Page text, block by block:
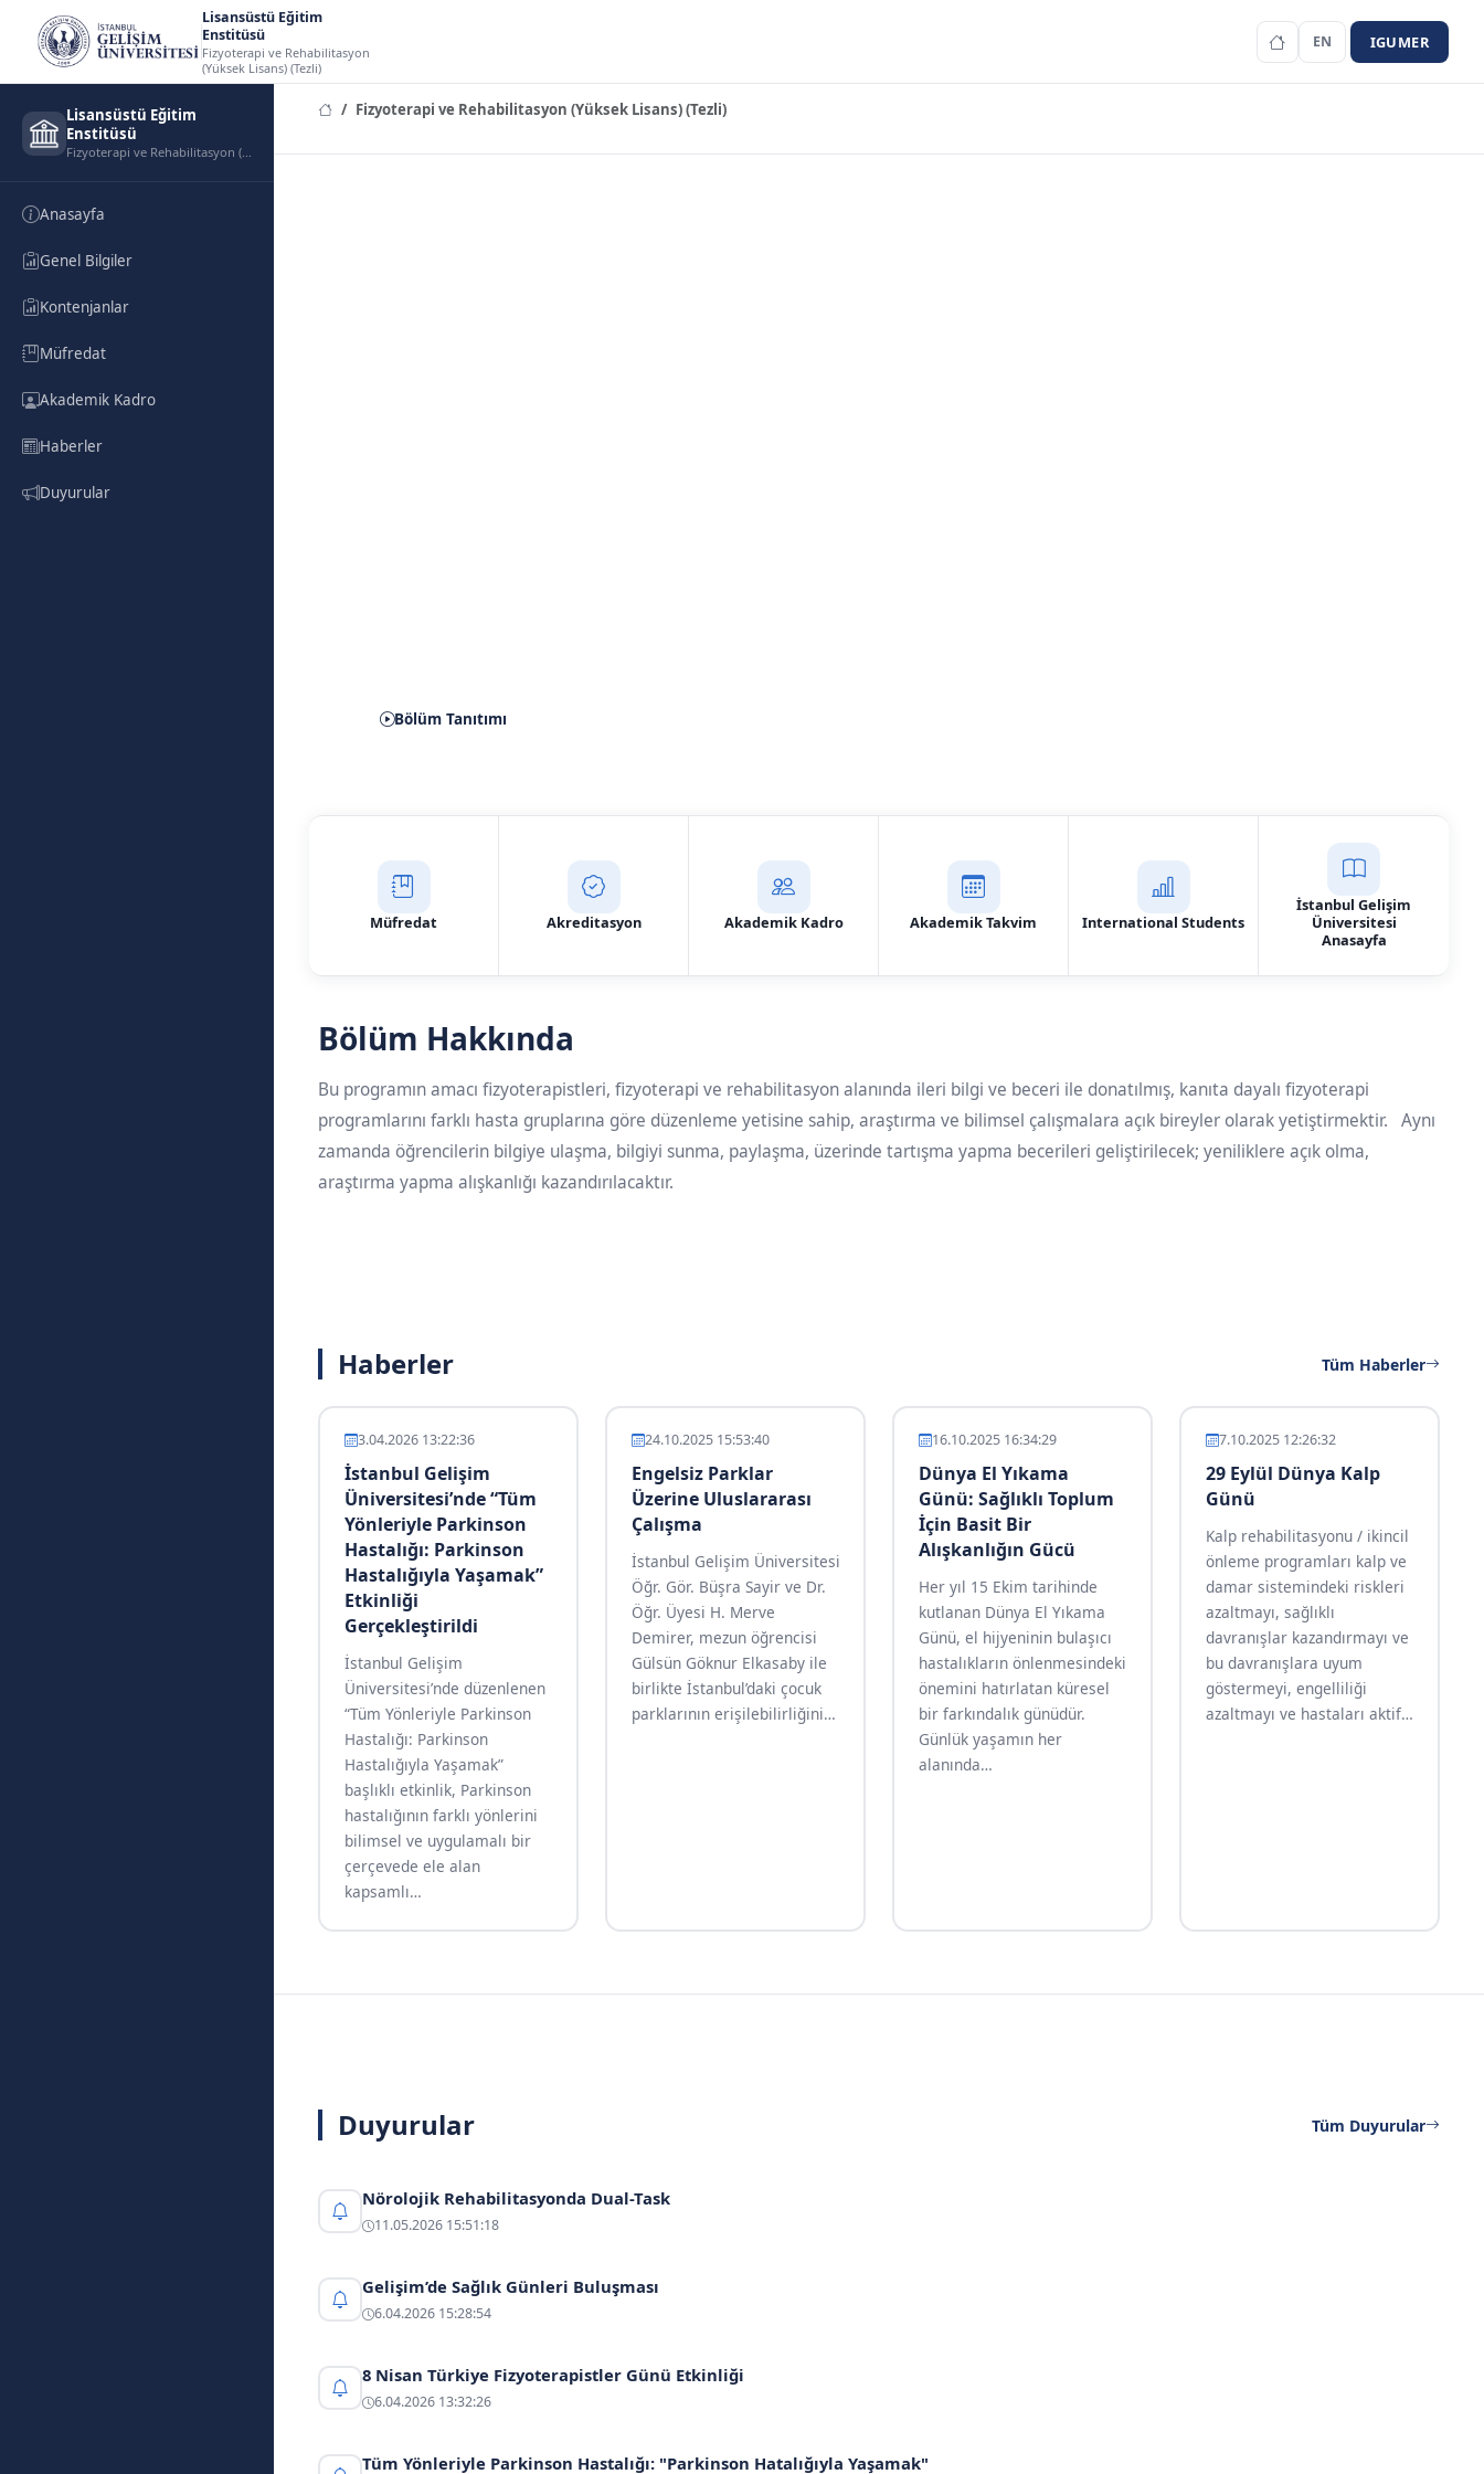
Lisansüstü Eğitim
Enstitüsü
Fizyoterapi ve Rehabilitasyon
(Yüksek Lisans) (Tezli)
EN IGUMER
Lisansüstü Eğitim
Enstitüsü
Fizyoterapi ve Rehabilitasyon (Yüksek Lisans) (Tezli)
Anasayfa
Genel Bilgiler
Kontenjanlar
Müfredat
Akademik Kadro
Haberler
Duyurular
Fizyoterapi ve Rehabilitasyon (Yüksek Lisans) (Tezli)
Bölüm Tanıtımı
Müfredat Akreditasyon Akademik Kadro Akademik Takvim International Students
İstanbul Gelişim
Üniversitesi
Anasayfa
Bölüm Hakkında
Bu programın amacı fizyoterapistleri, fizyoterapi ve rehabilitasyon alanında ileri bilgi ve beceri ile donatılmış, kanıta dayalı fizyoterapi
programlarını farklı hasta gruplarına göre düzenleme yetisine sahip, araştırma ve bilimsel çalışmalara açık bireyler olarak yetiştirmektir. Aynı
zamanda öğrencilerin bilgiye ulaşma, bilgiyi sunma, paylaşma, üzerinde tartışma yapma becerileri geliştirilecek; yeniliklere açık olma,
araştırma yapma alışkanlığı kazandırılacaktır.
Haberler Tüm Haberler
3.04.2026 13:22:36
İstanbul Gelişim
Üniversitesi’nde “Tüm
Yönleriyle Parkinson
Hastalığı: Parkinson
Hastalığıyla Yaşamak”
Etkinliği
Gerçekleştirildi
İstanbul Gelişim
Üniversitesi’nde düzenlenen
“Tüm Yönleriyle Parkinson
Hastalığı: Parkinson
Hastalığıyla Yaşamak”
başlıklı etkinlik, Parkinson
hastalığının farklı yönlerini
bilimsel ve uygulamalı bir
çerçevede ele alan
kapsamlı…
24.10.2025 15:53:40
Engelsiz Parklar
Üzerine Uluslararası
Çalışma
İstanbul Gelişim Üniversitesi
Öğr. Gör. Büşra Sayir ve Dr.
Öğr. Üyesi H. Merve
Demirer, mezun öğrencisi
Gülsün Göknur Elkasaby ile
birlikte İstanbul’daki çocuk
parklarının erişilebilirliğini…
16.10.2025 16:34:29
Dünya El Yıkama
Günü: Sağlıklı Toplum
İçin Basit Bir
Alışkanlığın Gücü
Her yıl 15 Ekim tarihinde
kutlanan Dünya El Yıkama
Günü, el hijyeninin bulaşıcı
hastalıkların önlenmesindeki
önemini hatırlatan küresel
bir farkındalık günüdür.
Günlük yaşamın her
alanında…
7.10.2025 12:26:32
29 Eylül Dünya Kalp
Günü
Kalp rehabilitasyonu / ikincil
önleme programları kalp ve
damar sistemindeki riskleri
azaltmayı, sağlıklı
davranışlar kazandırmayı ve
bu davranışlara uyum
göstermeyi, engelliliği
azaltmayı ve hastaları aktif…
Duyurular Tüm Duyurular
Nörolojik Rehabilitasyonda Dual-Task
11.05.2026 15:51:18
Gelişim’de Sağlık Günleri Buluşması
6.04.2026 15:28:54
8 Nisan Türkiye Fizyoterapistler Günü Etkinliği
6.04.2026 13:32:26
Tüm Yönleriyle Parkinson Hastalığı: "Parkinson Hatalığıyla Yaşamak"